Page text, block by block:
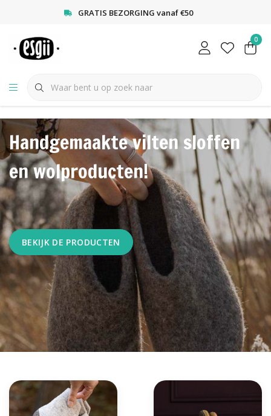
GRATIS BEZORGING vanaf €50
0
Handgemaakte vilten sloffen
en wolproducten!
BEKIJK DE PRODUCTEN